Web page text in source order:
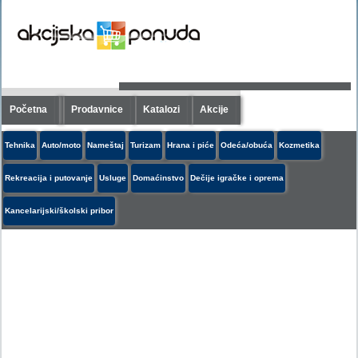
Početna Prodavnice Katalozi Akcije
Tehnika Auto/moto Nameštaj Turizam Hrana i piće Odeća/obuća Kozmetika
Rekreacija i putovanje Usluge Domaćinstvo Dečije igračke i oprema
Kancelarijski/školski pribor